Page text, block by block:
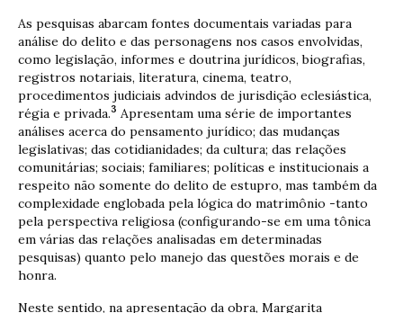
As pesquisas abarcam fontes documentais variadas para
análise do delito e das personagens nos casos envolvidas,
como legislação, informes e doutrina jurídicos, biografias,
registros notariais, literatura, cinema, teatro,
procedimentos judiciais advindos de jurisdição eclesiástica,
régia e privada.3 Apresentam uma série de importantes
análises acerca do pensamento jurídico; das mudanças
legislativas; das cotidianidades; da cultura; das relações
comunitárias; sociais; familiares; políticas e institucionais a
respeito não somente do delito de estupro, mas também da
complexidade englobada pela lógica do matrimônio -tanto
pela perspectiva religiosa (configurando-se em uma tônica
em várias das relações analisadas em determinadas
pesquisas) quanto pelo manejo das questões morais e de
honra.
Neste sentido, na apresentação da obra, Margarita